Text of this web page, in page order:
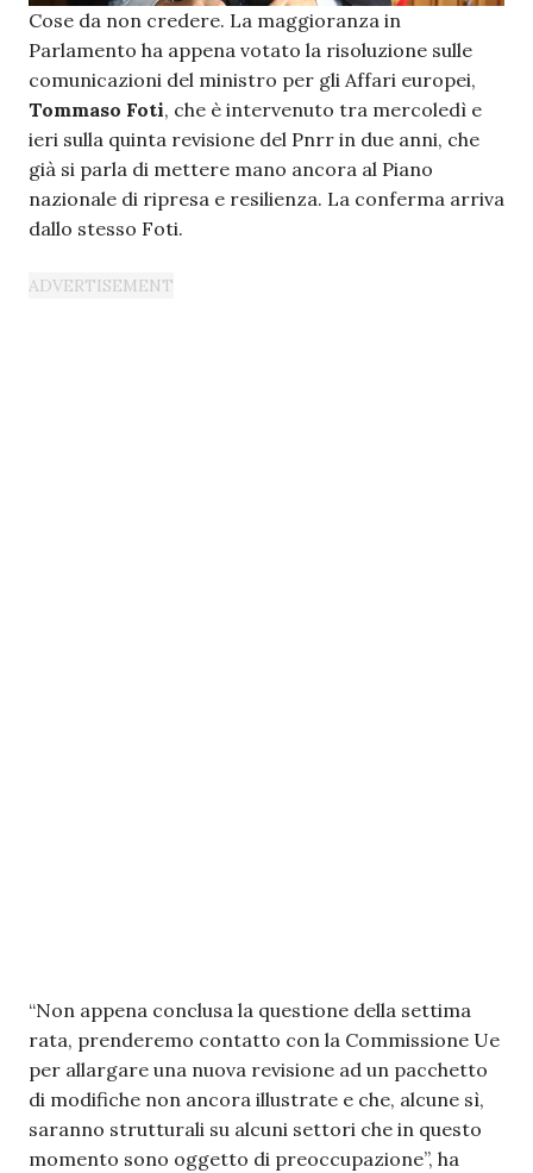
Cose da non credere. La maggioranza in
Parlamento ha appena votato la risoluzione sulle
comunicazioni del ministro per gli Affari europei,
Tommaso Foti, che è intervenuto tra mercoledì e
ieri sulla quinta revisione del Pnrr in due anni, che
già si parla di mettere mano ancora al Piano
nazionale di ripresa e resilienza. La conferma arriva
dallo stesso Foti.
“Non appena conclusa la questione della settima
rata, prenderemo contatto con la Commissione Ue
per allargare una nuova revisione ad un pacchetto
di modifiche non ancora illustrate e che, alcune sì,
saranno strutturali su alcuni settori che in questo
momento sono oggetto di preoccupazione”, ha